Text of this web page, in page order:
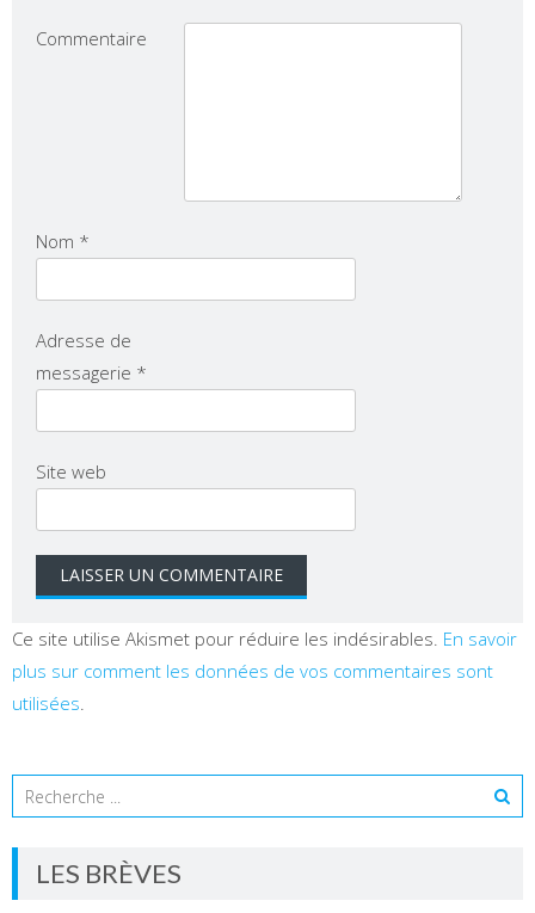
Commentaire
Nom *
Adresse de
messagerie *
Site web
Ce site utilise Akismet pour réduire les indésirables. En savoir
plus sur comment les données de vos commentaires sont
utilisées.
LES BRÈVES